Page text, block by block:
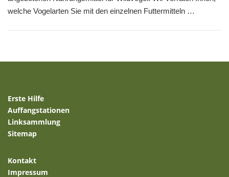
welche Vogelarten Sie mit den einzelnen Futtermitteln …
Erste Hilfe
Auffangstationen
Linksammlung
Sitemap
Kontakt
Impressum